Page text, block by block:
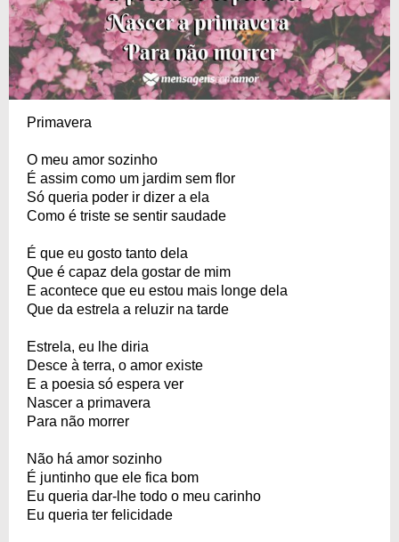
Primavera
O meu amor sozinho
É assim como um jardim sem flor
Só queria poder ir dizer a ela
Como é triste se sentir saudade
É que eu gosto tanto dela
Que é capaz dela gostar de mim
E acontece que eu estou mais longe dela
Que da estrela a reluzir na tarde
Estrela, eu lhe diria
Desce à terra, o amor existe
E a poesia só espera ver
Nascer a primavera
Para não morrer
Não há amor sozinho
É juntinho que ele fica bom
Eu queria dar-lhe todo o meu carinho
Eu queria ter felicidade